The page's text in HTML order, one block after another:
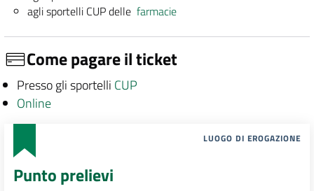
agli sportelli CUP dellefarmacie
Come pagare il ticket
Presso gli sportelli CUP
Online
LUOGO DI EROGAZIONE
Punto prelievi